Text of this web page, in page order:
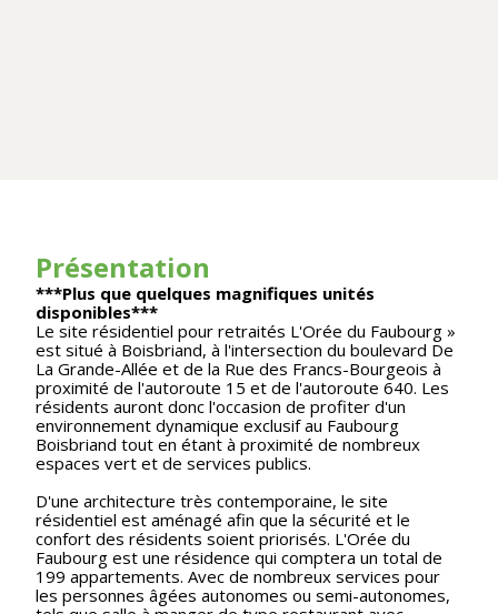
Présentation
***Plus que quelques magnifiques unités
disponibles***
Le site résidentiel pour retraités L'Orée du Faubourg »
est situé à Boisbriand, à l'intersection du boulevard De
La Grande-Allée et de la Rue des Francs-Bourgeois à
proximité de l'autoroute 15 et de l'autoroute 640. Les
résidents auront donc l'occasion de profiter d'un
environnement dynamique exclusif au Faubourg
Boisbriand tout en étant à proximité de nombreux
espaces vert et de services publics.
D'une architecture très contemporaine, le site
résidentiel est aménagé afin que la sécurité et le
confort des résidents soient priorisés. L'Orée du
Faubourg est une résidence qui comptera un total de
199 appartements. Avec de nombreux services pour
les personnes âgées autonomes ou semi-autonomes,